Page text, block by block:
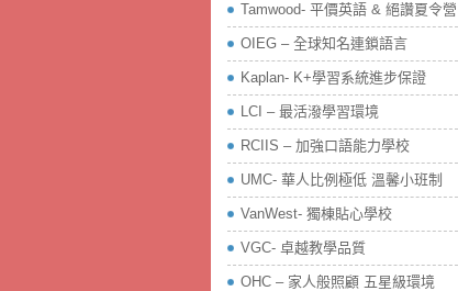
Tamwood- 平價英語 & 絕讚夏令營
OIEG – 全球知名連鎖語言
Kaplan- K+學習系統進步保證
LCI – 最活潑學習環境
RCIIS – 加強口語能力學校
UMC- 華人比例極低 溫馨小班制
VanWest- 獨棟貼心學校
VGC- 卓越教學品質
OHC – 家人般照顧 五星級環境